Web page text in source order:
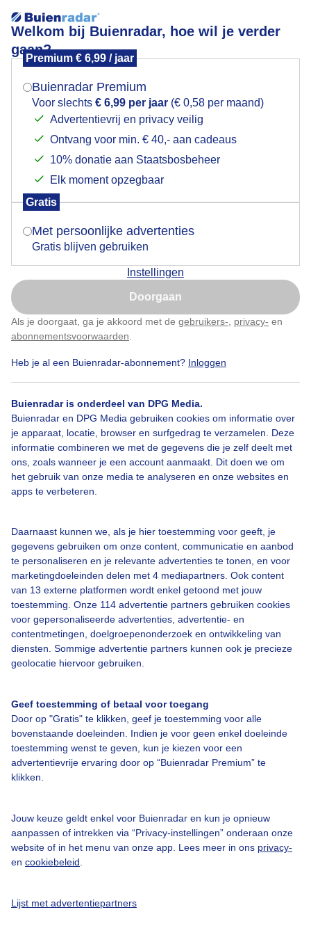
Welkom bij Buienradar, hoe wil je verder
gaan?
Premium € 6,99 / jaar
Buienradar Premium
Voor slechts € 6,99 per jaar (€ 0,58 per maand)
Advertentievrij en privacy veilig
Ontvang voor min. € 40,- aan cadeaus
10% donatie aan Staatsbosbeheer
Elk moment opzegbaar
Gratis
Met persoonlijke advertenties
Gratis blijven gebruiken
Instellingen
Doorgaan
Als je doorgaat, ga je akkoord met de gebruikers- privacy- en
abonnementsvoorwaarden
Heb je al een Buienradar-abonnement? Inloggen
Buienradar is onderdeel van DPG Media.
Buienradar en DPG Media gebruiken cookies om informatie over
je apparaat, locatie, browser en surfgedrag te verzamelen. Deze
informatie combineren we met de gegevens die je zelf deelt met
ons, zoals wanneer je een account aanmaakt. Dit doen we om
het gebruik van onze media te analyseren en onze websites en
apps te verbeteren.
Daarnaast kunnen we, als je hier toestemming voor geeft, je
gegevens gebruiken om onze content, communicatie en aanbod
te personaliseren en je relevante advertenties te tonen, en voor
marketingdoeleinden delen met 4 mediapartners. Ook content
van 13 externe platformen wordt enkel getoond met jouw
toestemming. Onze 114 advertentie partners gebruiken cookies
voor gepersonaliseerde advertenties, advertentie- en
contentmetingen, doelgroepenonderzoek en ontwikkeling van
diensten. Sommige advertentie partners kunnen ook je precieze
geolocatie hiervoor gebruiken.
Geef toestemming of betaal voor toegang
Door op "Gratis" te klikken, geef je toestemming voor alle
bovenstaande doeleinden. Indien je voor geen enkel doeleinde
toestemming wenst te geven, kun je kiezen voor een
advertentievrije ervaring door op “Buienradar Premium” te
klikken.
Jouw keuze geldt enkel voor Buienradar en kun je opnieuw
aanpassen of intrekken via “Privacy-instellingen” onderaan onze
website of in het menu van onze app. Lees meer in ons privacy-
en cookiebeleid
Lijst met advertentiepartners
Zonsondergang
Mooie zonsondergang
Een moment geduld aub...
Over Buienradar
Bedrijfsgegevens
Veelgestelde vragen
Toegankelijkheid
Gebruikersvoorwaarden
Adverteren
Buienradar Team
Cookie beleid
Privacy instellingen
Gratis weerdata
@BuienradarNL
Mogen we je locatie gebruiken voor het
Indien je hier nog geen akkoord op hebt gegeven,
verschijnt er zo een pop-up uit je browser waarin
Is goed, toon de popup
Nu niet, misschien later
Klik hierom dit aan te passen